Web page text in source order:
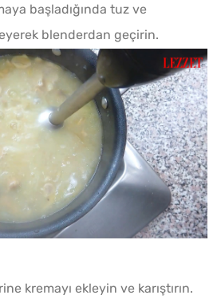
başladığında tuz ve
blenderdan geçirin.
kremayı ekleyin ve karıştırın.